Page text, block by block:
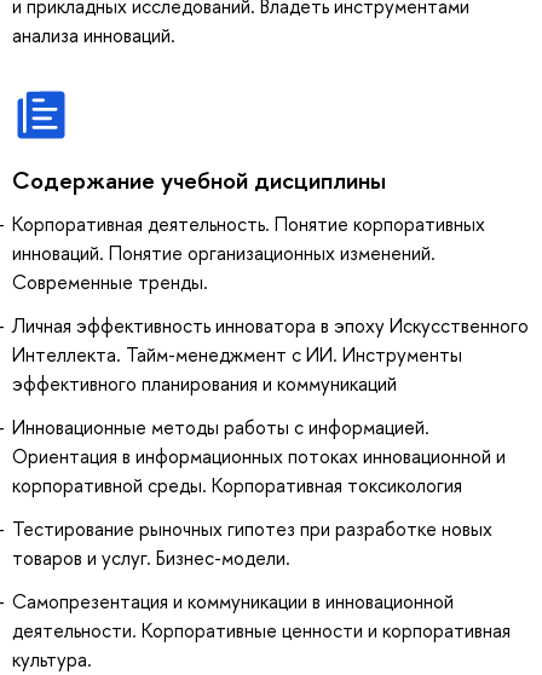
и прикладных исследований. Владеть инструментами
анализа инноваций.
Содержание учебной дисциплины
Корпоративная деятельность. Понятие корпоративных
инноваций. Понятие организационных изменений.
Современные тренды.
Личная эффективность инноватора в эпоху Искусственного
Интеллекта. Тайм-менеджмент с ИИ. Инструменты
эффективного планирования и коммуникаций
Инновационные методы работы с информацией.
Ориентация в информационных потоках инновационной и
корпоративной среды. Корпоративная токсикология
Тестирование рыночных гипотез при разработке новых
товаров и услуг. Бизнес-модели.
Самопрезентация и коммуникации в инновационной
деятельности. Корпоративные ценности и корпоративная
культура.